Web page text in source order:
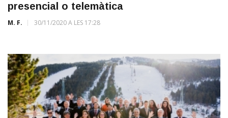
presencial o telemàtica
M. F. 30/11/2020 A LES 17:28